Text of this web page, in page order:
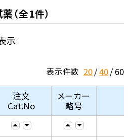
（全1件）
示
表示件数 20 40 60
注文
Cat.No
メーカー
略号